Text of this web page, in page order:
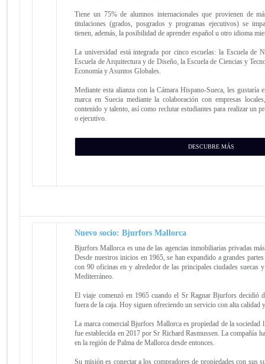
Tiene un 75% de alumnos internacionales que provienen de
titulaciones (grados, posgrados y programas ejecutivos) se
tienen, además, la posibilidad de aprender español u otro idioma
La universidad está integrada por cinco escuelas: la Escuela de
Escuela de Arquitectura y de Diseño, la Escuela de Ciencias y
Economía y Asuntos Globales.
Mediante esta alianza con la Cámara Hispano-Sueca, les gustaría
marca en Suecia mediante la colaboración con empresas
contenido y talento, así como reclutar estudiantes para realizar un
o ejecutivo.
DESCUBRE MÁS
Nuevo socio: Bjurfors Mallorca
Bjurfors Mallorca es una de las agencias inmobiliarias privadas
Desde nuestros inicios en 1965, se han expandido a grandes
con 90 oficinas en y alrededor de las principales ciudades suecas
Mediterráneo.
El viaje comenzó en 1965 cuando el Sr Ragnar Bjurfors decidió
fuera de la caja. Hoy siguen ofreciendo un servicio con alta calidad
La marca comercial Bjurfors Mallorca es propiedad de la sociedad
fue establecida en 2017 por Sr Richard Rasmussen. La compañía
en la región de Palma de Mallorca desde entonces.
Su misión es conectar a los compradores de propiedades con sus